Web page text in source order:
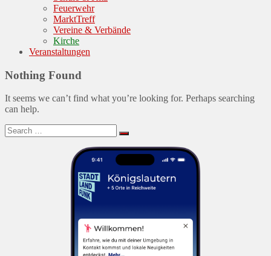
Feuerwehr
MarktTreff
Vereine & Verbände
Kirche
Veranstaltungen
Nothing Found
It seems we can’t find what you’re looking for. Perhaps searching
can help.
Search
for:
Search